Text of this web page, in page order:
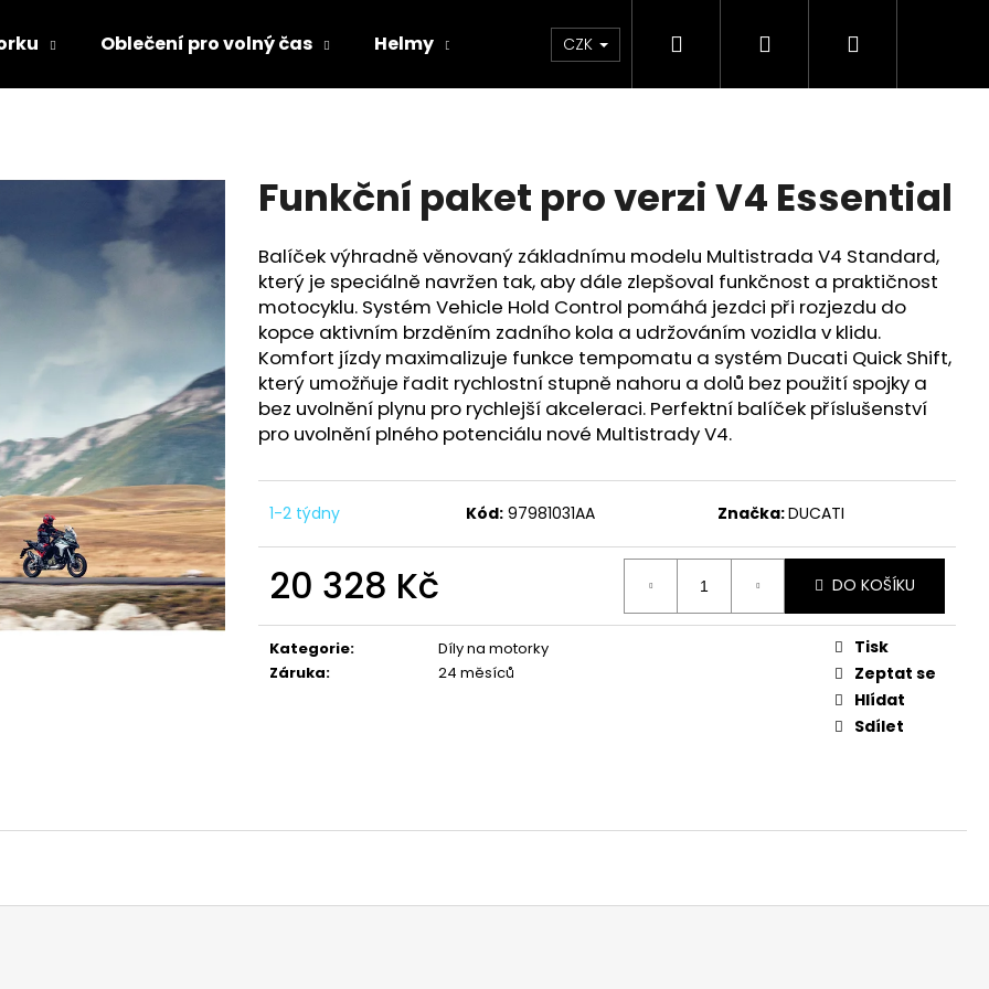
Oblečení pro volný čas Helmy Chrániče Díly Doplňky a předměty
CZK Hledat PřihlášeníNákupní
Funkční paket pro verzi V4 Essential
Balíček výhradně věnovaný základnímu modelu Multistrada V4 Standard,
který je speciálně navržen tak, aby dále zlepšoval funkčnost a praktičnost
motocyklu. Systém Vehicle Hold Control pomáhá jezdci při rozjezdu do
kopce aktivním brzděním zadního kola a udržováním vozidla v klidu.
Komfort jízdy maximalizuje funkce tempomatu a systém Ducati Quick Shift,
který umožňuje řadit rychlostní stupně nahoru a dolů bez použití spojky a
bez uvolnění plynu pro rychlejší akceleraci. Perfektní balíček příslušenství
pro uvolnění plného potenciálu nové Multistrady V4.
1-2 týdny Kód: 97981031AA Značka:DUCATI
20 328 Kč
cena:
DO KOŠÍKU
Kategorie:
Díly na motorky
Záruka: 24 měsíců
Tisk
Zeptat se
Hlídat
Sdílet
HLEDAT
Doporučujeme
DC SPEED BÍLO-ČERNÉ
044 Kč
TRIČKO DC SPEED ČERVENO-ČERNÉ